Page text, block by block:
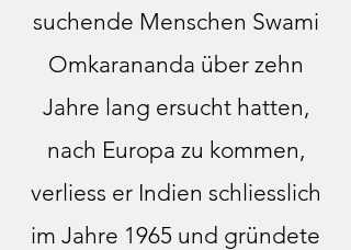
suchende Menschen Swami
Omkarananda über zehn
Jahre lang ersucht hatten,
nach Europa zu kommen,
verliess er Indien schliesslich
im Jahre 1965 und gründete